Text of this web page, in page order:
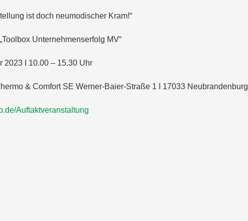
ist doch neumodischer Kram!“
Unternehmenserfolg MV“
2023 I 10.00 – 15.30 Uhr
& Comfort SE Werner-Baier-Straße 1 I 17033 Neubrandenburg
Auftaktveranstaltung